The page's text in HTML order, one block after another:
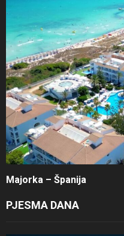
Majorka – Španija
PJESMA DANA